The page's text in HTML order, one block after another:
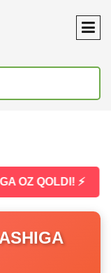
OZ QOLDI! ⚡